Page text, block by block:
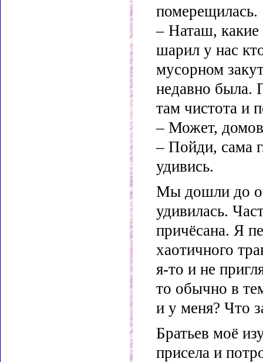
померещилась.
– Наташ, какие
шарил у нас
мусорном
недавно была.
там чистота и
– Может,
– Пойди, сама
удивись.
Мы дошли до
удивилась.
причёсана. Я
хаотичного
я-то и не
то обычно в
и у меня? Что
Братьев моё
присела и